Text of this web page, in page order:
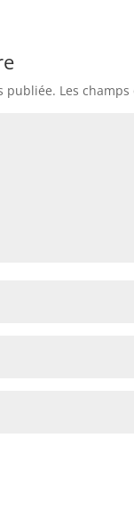
publiée. Les